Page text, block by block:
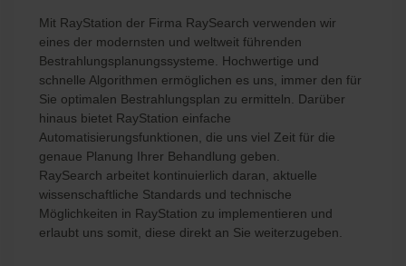
Mit RayStation der Firma RaySearch verwenden wir
eines der modernsten und weltweit führenden
Bestrahlungsplanungssysteme. Hochwertige und
schnelle Algorithmen ermöglichen es uns, immer den für
Sie optimalen Bestrahlungsplan zu ermitteln. Darüber
hinaus bietet RayStation einfache
Automatisierungsfunktionen, die uns viel Zeit für die
genaue Planung Ihrer Behandlung geben.
RaySearch arbeitet kontinuierlich daran, aktuelle
wissenschaftliche Standards und technische
Möglichkeiten in RayStation zu implementieren und
erlaubt uns somit, diese direkt an Sie weiterzugeben.